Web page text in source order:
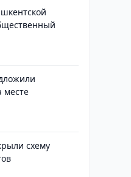
месте
схему